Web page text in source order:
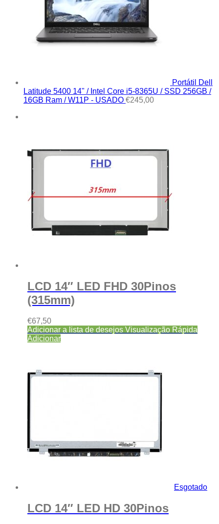
Portátil Dell
Latitude 5400 14" / Intel Core i5-8365U / SSD 256GB /
16GB Ram / W11P - USADO €245,00
LCD 14″ LED FHD 30Pinos
(315mm)
€67,50
Adicionar a lista de desejos Visualização Rápida
Adicionar
Esgotado
LCD 14″ LED HD 30Pinos